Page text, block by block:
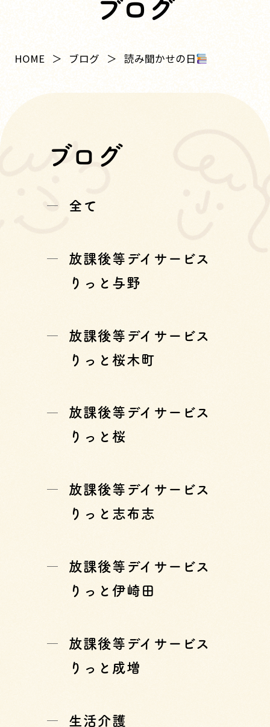
ブログ
HOME ブログ 読み聞かせの日
ブログ
全て
放課後等デイサービス
りっと与野
放課後等デイサービス
りっと桜木町
放課後等デイサービス
りっと桜
放課後等デイサービス
りっと志布志
放課後等デイサービス
りっと伊崎田
放課後等デイサービス
りっと成増
生活介護